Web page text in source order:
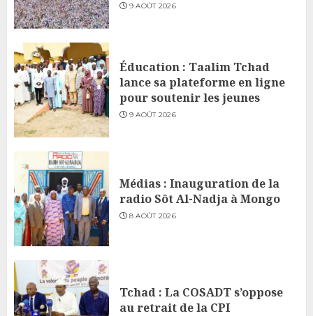
9 AOÛT 2026
Éducation : Taalim Tchad
lance sa plateforme en ligne
pour soutenir les jeunes
9 AOÛT 2026
Médias : Inauguration de la
radio Sôt Al-Nadja à Mongo
8 AOÛT 2026
Tchad : La COSADT s’oppose
au retrait de la CPI